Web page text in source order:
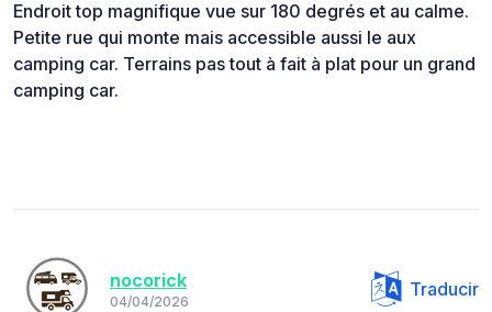
Endroit top magnifique vue sur 180 degrés et au calme.
Petite rue qui monte mais accessible aussi le aux
camping car. Terrains pas tout à fait à plat pour un grand
camping car.
nocorick
04/04/2026
Traducir